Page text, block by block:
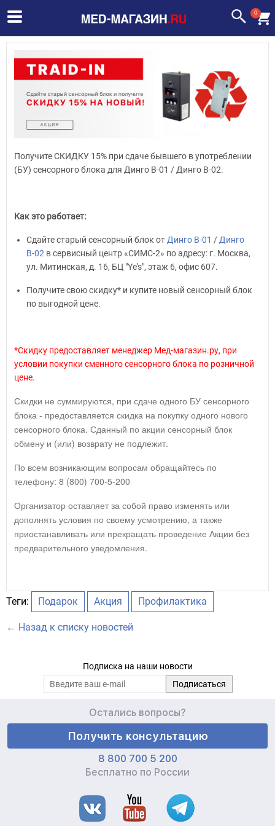
0
Получите СКИДКУ 15% при сдаче бывшего в употреблении
(БУ) сенсорного блока для Динго В-01 / Динго В-02.
Как это работает:
Сдайте старый сенсорный блок от Динго В-01 / Динго
В-02 в сервисный центр «СИМС-2» по адресу: г. Москва,
ул. Митинская, д. 16, БЦ "Ye's", этаж 6, офис 607.
Получите свою скидку* и купите новый сенсорный блок
по выгодной цене.
*Скидку предоставляет менеджер Мед-магазин.ру, при
условии покупки сменного сенсорного блока по розничной
цене.
Скидки не суммируются, при сдаче одного БУ сенсорного
блока - предоставляется скидка на покупку одного нового
сенсорного блока. Сданный по акции сенсорный блок
обмену и (или) возврату не подлежит.
По всем возникающим вопросам обращайтесь по
телефону: 8 (800) 700-5-200
Организатор оставляет за собой право изменять или
дополнять условия по своему усмотрению, а также
приостанавливать или прекращать проведение Акции без
предварительного уведомления.
Теги: Подарок Акция Профилактика
← Назад к списку новостей
Подписка на наши новости
Остались вопросы?
Получить консультацию
8 800 700 5 200
Бесплатно по России